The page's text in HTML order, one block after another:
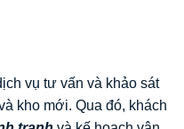
vụ tư vấn và khảo sát
kho mới. Qua đó, khách